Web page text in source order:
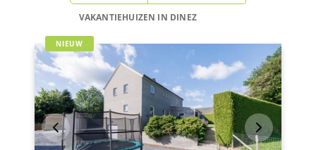
VAKANTIEHUIZEN IN DINEZ